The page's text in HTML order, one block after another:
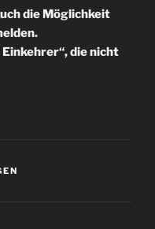
die Möglichkeit
die nicht